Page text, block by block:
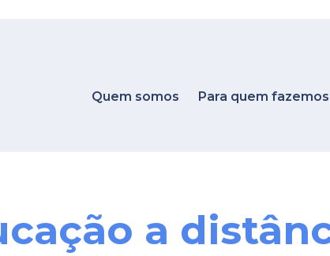
Quem somos Para quem fazemos
a